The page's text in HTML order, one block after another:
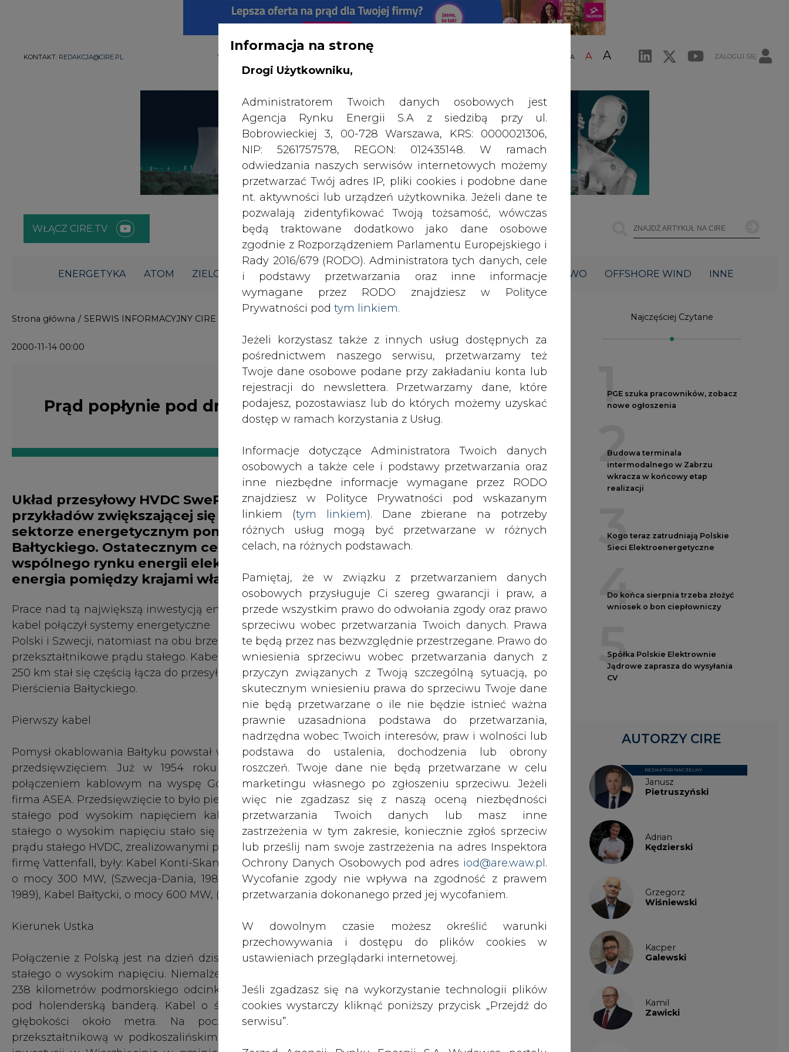
ZIELONA GOSPODARKA ZMIANY KADROWE NA RYNKU CIEPŁOWNICTWO OFFSHORE WIND
Informacja na stronę
Drogi Użytkowniku,
Administratorem Twoich danych osobowych jest
Agencja Rynku Energii S.A z siedzibą przy ul.
Bobrowieckiej 3, 00-728 Warszawa, KRS: 0000021306,
NIP: 5261757578, REGON: 012435148. W ramach
odwiedzania naszych serwisów internetowych możemy
przetwarzać Twój adres IP, pliki cookies i podobne dane
nt. aktywności lub urządzeń użytkownika. Jeżeli dane te
pozwalają zidentyfikować Twoją tożsamość, wówczas
będą traktowane dodatkowo jako dane osobowe
zgodnie z Rozporządzeniem Parlamentu Europejskiego i
Rady 2016/679 (RODO). Administratora tych danych, cele
i podstawy przetwarzania oraz inne informacje
wymagane przez RODO znajdziesz w Polityce
Prywatności pod tym linkiem.
Jeżeli korzystasz także z innych usług dostępnych za
pośrednictwem naszego serwisu, przetwarzamy też
Twoje dane osobowe podane przy zakładaniu konta lub
rejestracji do newslettera. Przetwarzamy dane, które
podajesz, pozostawiasz lub do których możemy uzyskać
dostęp w ramach korzystania z Usług.
Informacje dotyczące Administratora Twoich danych
osobowych a także cele i podstawy przetwarzania oraz
inne niezbędne informacje wymagane przez RODO
znajdziesz w Polityce Prywatności pod wskazanym
linkiem (tym linkiem). Dane zbierane na potrzeby
różnych usług mogą być przetwarzane w różnych
celach, na różnych podstawach.
Pamiętaj, że w związku z przetwarzaniem danych
osobowych przysługuje Ci szereg gwarancji i praw, a
przede wszystkim prawo do odwołania zgody oraz prawo
sprzeciwu wobec przetwarzania Twoich danych. Prawa
te będą przez nas bezwzględnie przestrzegane. Prawo do
wniesienia sprzeciwu wobec przetwarzania danych z
przyczyn związanych z Twoją szczególną sytuacją, po
skutecznym wniesieniu prawa do sprzeciwu Twoje dane
nie będą przetwarzane o ile nie będzie istnieć ważna
prawnie uzasadniona podstawa do przetwarzania,
nadrzędna wobec Twoich interesów, praw i wolności lub
podstawa do ustalenia, dochodzenia lub obrony
roszczeń. Twoje dane nie będą przetwarzane w celu
marketingu własnego po zgłoszeniu sprzeciwu. Jeżeli
więc nie zgadzasz się z naszą oceną niezbędności
przetwarzania Twoich danych lub masz inne
zastrzeżenia w tym zakresie, koniecznie zgłoś sprzeciw
lub prześlij nam swoje zastrzeżenia na adres Inspektora
Ochrony Danych Osobowych pod adres iod@are.waw.pl .
Wycofanie zgody nie wpływa na zgodność z prawem
przetwarzania dokonanego przed jej wycofaniem.
W dowolnym czasie możesz określić warunki
przechowywania i dostępu do plików cookies w
ustawieniach przeglądarki internetowej.
Jeśli zgadzasz się na wykorzystanie technologii plików
cookies wystarczy kliknąć poniższy przycisk „Przejdź do
serwisu”.
SERWIS INFORMACYJNY CIRE 24 Prąd popłynie pod dnem Bałtyku
drukuj skomentuj udostępnij:
Prąd popłynie pod dnem Bałtyku
Układ przesyłowy HVDC SwePol Link Szwecja - Poiska jest jednym z
przykładów zwiększającej się współpracy technicznej i ekonomicznej w
sektorze energetycznym pomiędzy krajami leżącymi w basenie Morza
Bałtyckiego. Ostatecznym celem podjęcia tej inwestycji jest stworzenie
wspólnego rynku energii elektrycznej, umożliwiającego przesył i obrót
Prace nad tą największą inwestycją energetyczną na Pomorzu trwały około półtora roku. Podmorski
Polski i Szwecji, natomiast na obu brzegach powstały bliźniacze stacje
przekształtnikowe prądu stałego. Kabel energetyczny długości
250 km stał się częścią łącza do przesyłu prądu stałego, zwanego
Pierścienia Bałtyckiego.
Pierwszy kabel
Pomysł okablowania Bałtyku powstał w Szwecji. Taka operacja nie jest jednak pierwszym tego typu
przedsięwzięciem. Już w 1954 roku rozpoczęto przesyłanie energii elektrycznej podwodnym
połączeniem kablowym na wyspę Gotlandia. Vattenfall był wówczas inwestorem, a wykonawcą
firma ASEA. Przedsięwzięcie to było pierwszym na świecie przykładem komercyjnego przesyłu prądu
stałego pod wysokim napięciem kablem podwodnym. Od czasu momentu przesyłanie prądu
stałego o wysokim napięciu stało się szwedzką specjalnością. Kolejnymi połączeniami kablowymi
firmę Vattenfall, były: Kabel Konti-Skan l, o mocy 250 MW, (Szwecja-Dania, 1964), Kabel Kond-Skan 2,
o mocy 300 MW, (Szwecja-Dania, 1988), Kabel Fenno-Skan, o mocy 500 MW, (Szwecja-Finlandia,
1989), Kabel Bałtycki, o mocy 600 MW, (Szwecja-Niemcy, 1990).
Kierunek Ustka
Połączenie z Polską jest na dzień dzisiejszy najnowocześniejszą na świecie linią przesyłową prądu
stałego o wysokim napięciu. Niemalże w całości kabel biegnie pod morzem bałtyckim. Ułożeniem
238 kilometrów podmorskiego odcinka zajmował się specjalistyczny statek Sea Spider, pływający
pod holenderską banderą. Kabel o średnicy 15 centymetrów zakopany jest w dnie Bałtyku na
głębokości około metra. Na początku firma SwePol Link chciała wybudować stację
przekształtnikową w podkoszalińskim Mielnie. Jednak ostatecznie postanowiono o zrealizowaniu
zastąpione najnowszą technologią polegającą na zastosowaniu dwóch kabli powrotnych, które
tworzą zamknięty układ przesyłowy pomiędzy stacjami w obu krajach. To rozwiązanie, pomimo
dodatkowych nakładów finansowych, zostało wybrane przez inwestora przede wszystkim ze
względów ekologicznych. Eliminuje ono powstawanie związków chloru i jednocześnie minimalizuje
pole magnetyczne wytwarzane przez tego rodzaju kable przesyłowe.
Łącze wysokiej mocy
Najczęściej Czytane
intermodalnego w Zabrzu
3
Kogo teraz zatrudniają Polskie
Sieci Elektroenergetyczne
4
Do końca sierpnia trzeba złożyć
wniosek o bon ciepłowniczy
5
CV
Pietruszyński
AUTORZY CIRE